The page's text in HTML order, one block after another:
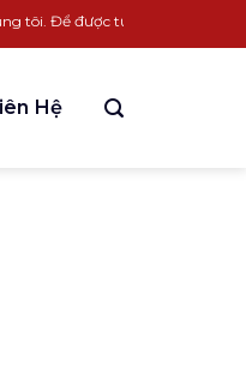
Để được tư vấn LH:
Hệ